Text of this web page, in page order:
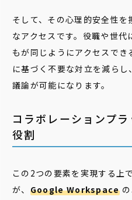
そして、その心理的安全性
なアクセスです。役職や世
もが同じようにアクセスで
に基づく不要な対立を減ら
議論が可能になります。
コラボレーションプ
役割
この2つの要素を実現する上
が、 Google Workspaceの